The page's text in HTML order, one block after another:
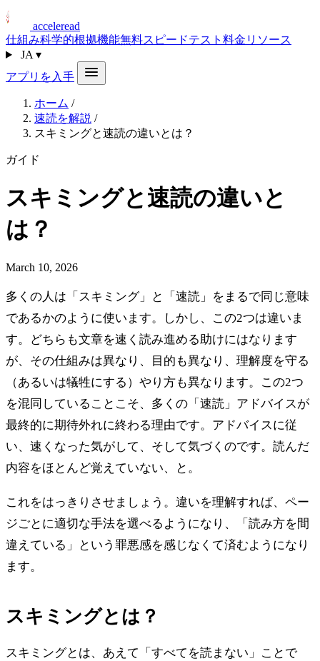
acceleread
仕組み科学的根拠機能無料スピードテスト 料金 リソース
JA ▾
アプリを入手
ホーム /
速読を解説 /
スキミングと速読の違いとは？
ガイド
スキミングと速読の違いと
は？
March 10, 2026
多くの人は「スキミング」と「速読」をまるで同じ意味
であるかのように使います。しかし、この2つは違いま
す。どちらも文章を速く読み進める助けにはなります
が、その仕組みは異なり、目的も異なり、理解度を守る
（あるいは犠牲にする）やり方も異なります。この2つ
を混同していることこそ、多くの「速読」アドバイスが
最終的に期待外れに終わる理由です。アドバイスに従
い、速くなった気がして、そして気づくのです。読んだ
内容をほとんど覚えていない、と。
これをはっきりさせましょう。違いを理解すれば、ペー
ジごとに適切な手法を選べるようになり、「読み方を間
違えている」という罪悪感を感じなくて済むようになり
ます。
スキミングとは？
スキミングとは、あえて「すべてを読まない」ことで